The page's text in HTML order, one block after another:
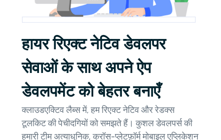
हायर रिएक्ट नेटिव डेवलपर
सेवाओं के साथ अपने ऐप
डेवलपमेंट को बेहतर बनाएँ
क्लाउडएक्टिव लैब्स में, हम रिएक्ट नेटिव और रेडक्स
टूलकिट की पेचीदगियों को समझते हैं। कुशल डेवलपर्स की
हमारी टीम अत्याधुनिक, क्रॉस-प्लेटफ़ॉर्म मोबाइल एप्लिकेशन